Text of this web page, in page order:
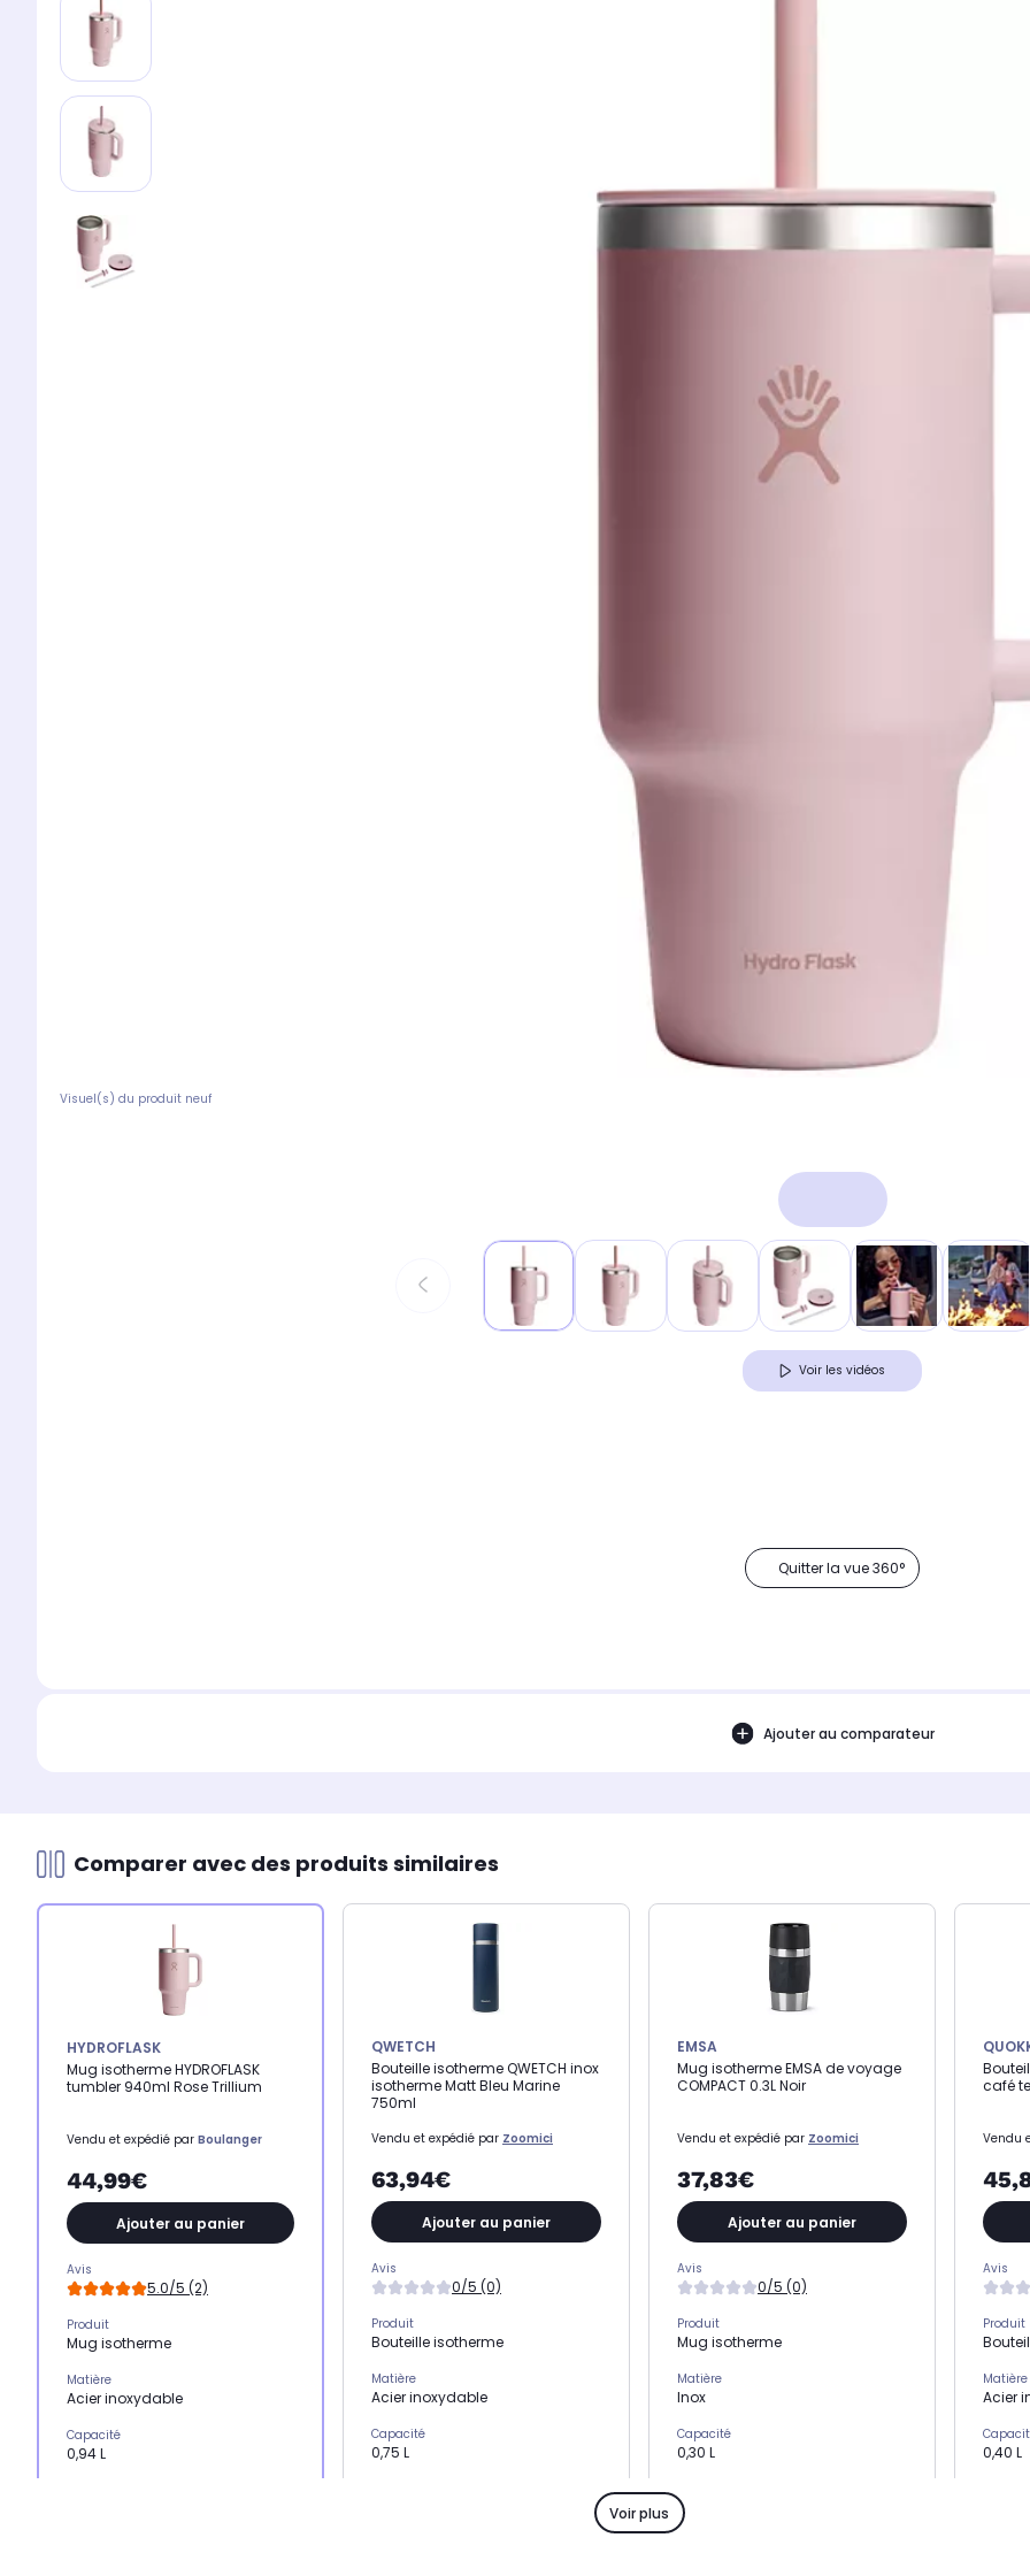
Visuel(s) du produit neuf
Voir les vidéos
Quitter la vue 360°
Ajouter au comparateur
Comparer avec des produits similaires
HYDROFLASK
Mug isotherme HYDROFLASK
tumbler 940ml Rose Trillium
Vendu et expédié par Boulanger
44,99€
Ajouter au panier
Avis
5.0/5 (2)
Produit
Mug isotherme
Matière
Acier inoxydable
Capacité
0,94 L
QWETCH
Bouteille isotherme QWETCH inox
isotherme Matt Bleu Marine
750ml
Vendu et expédié par Zoomici
63,94€
Ajouter au panier
Avis
0/5 (0)
Produit
Bouteille isotherme
Matière
Acier inoxydable
Capacité
0,75 L
EMSA
Mug isotherme EMSA de voyage
COMPACT 0.3L Noir
Vendu et expédié par Zoomici
37,83€
Ajouter au panier
Avis
0/5 (0)
Produit
Mug isotherme
Matière
Inox
Capacité
0,30 L
Noir
café
Vendu
Avis
Produit
Matière
Acier
0,40 L
Voir plus